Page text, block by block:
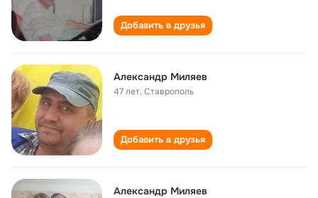
Добавить в друзья
Александр Миляев
47 лет,Ставрополь
Добавить в друзья
Александр Миляев